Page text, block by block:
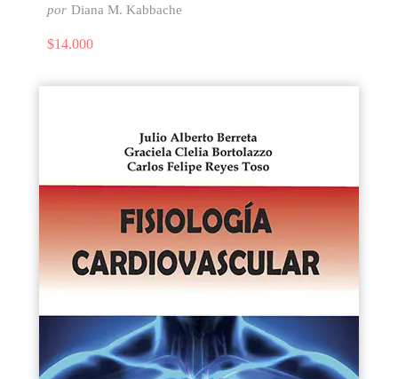
por Diana M. Kabbache
$14.000